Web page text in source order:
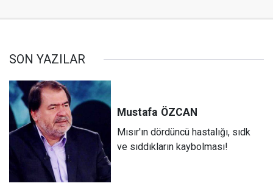
SON YAZILAR
Mustafa ÖZCAN
Mısır'ın dördüncü hastalığı, sıdk
ve sıddıkların kaybolması!